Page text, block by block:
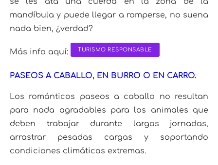
mandíbula y puede llegar a romperse, no suena
nada bien, ¿verdad?
Más info aquí: TURISMO RESPONSABLE
PASEOS A CABALLO, EN BURRO O EN CARRO.
Los románticos paseos a caballo no resultan
para nada agradables para los animales que
deben trabajar durante largas jornadas,
arrastrar pesadas cargas y soportando
condiciones climáticas extremas.